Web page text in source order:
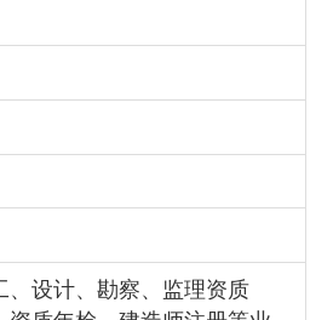
、设计、勘察、监理资质